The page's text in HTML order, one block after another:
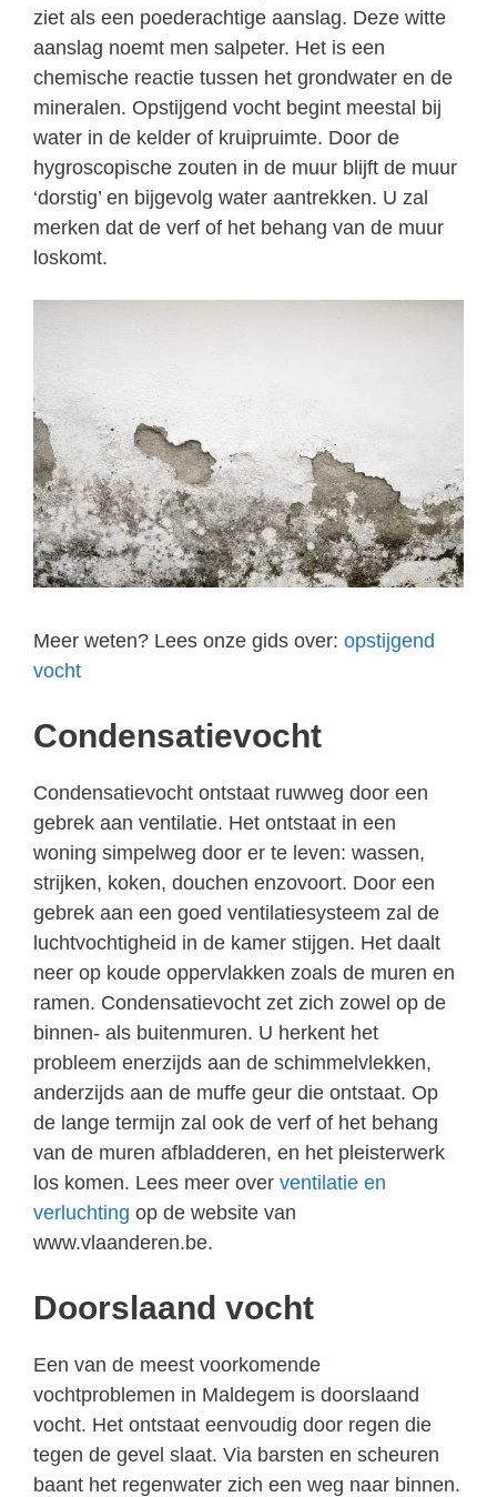
ziet als een poederachtige aanslag. Deze witte
aanslag noemt men salpeter. Het is een
chemische reactie tussen het grondwater en de
mineralen. Opstijgend vocht begint meestal bij
water in de kelder of kruipruimte. Door de
hygroscopische zouten in de muur blijft de muur
‘dorstig’ en bijgevolg water aantrekken. U zal
merken dat de verf of het behang van de muur
loskomt.
Meer weten? Lees onze gids over: opstijgend
vocht
Condensatievocht
Condensatievocht ontstaat ruwweg door een
gebrek aan ventilatie. Het ontstaat in een
woning simpelweg door er te leven: wassen,
strijken, koken, douchen enzovoort. Door een
gebrek aan een goed ventilatiesysteem zal de
luchtvochtigheid in de kamer stijgen. Het daalt
neer op koude oppervlakken zoals de muren en
ramen. Condensatievocht zet zich zowel op de
binnen- als buitenmuren. U herkent het
probleem enerzijds aan de schimmelvlekken,
anderzijds aan de muffe geur die ontstaat. Op
de lange termijn zal ook de verf of het behang
van de muren afbladderen, en het pleisterwerk
los komen. Lees meer over ventilatie en
verluchting op de website van
www.vlaanderen.be.
Doorslaand vocht
Een van de meest voorkomende
vochtproblemen in Maldegem is doorslaand
vocht. Het ontstaat eenvoudig door regen die
tegen de gevel slaat. Via barsten en scheuren
baant het regenwater zich een weg naar binnen.